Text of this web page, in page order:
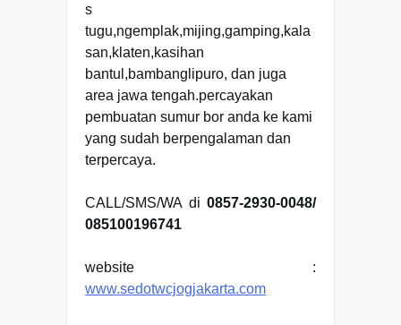
s
tugu,ngemplak,mijing,gamping,kala
san,klaten,kasihan
bantul,bambanglipuro, dan juga
area jawa tengah.percayakan
pembuatan sumur bor anda ke kami
yang sudah berpengalaman dan
terpercaya.
CALL/SMS/WA di 0857-2930-0048/
085100196741
website :
www.sedotwcjogjakarta.com